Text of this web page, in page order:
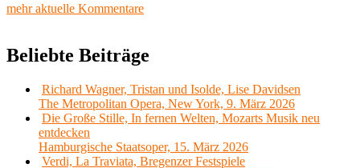
mehr aktuelle Kommentare
Beliebte Beiträge
Richard Wagner, Tristan und Isolde, Lise Davidsen
The Metropolitan Opera, New York, 9. März 2026
Die Große Stille, In fernen Welten, Mozarts Musik neu
entdecken
Hamburgische Staatsoper, 15. März 2026
Verdi, La Traviata, Bregenzer Festspiele